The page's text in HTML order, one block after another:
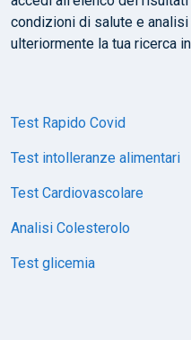
condizioni di salute e
ulteriormente la tua ricerca
Test Rapido Covid
Test intolleranze alimentari
Test Cardiovascolare
Analisi Colesterolo
Test glicemia